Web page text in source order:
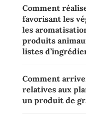
Comment
favorisant les
les
produits
listes
Comment
relatives aux
un produit de